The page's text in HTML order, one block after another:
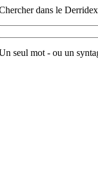
dans le
seul mot - ou un